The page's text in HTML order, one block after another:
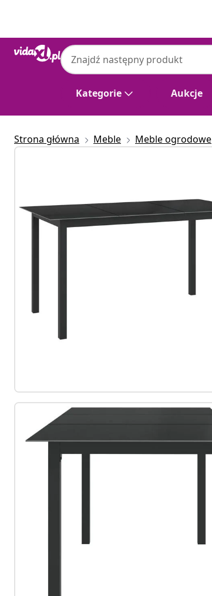
Kategorie Aukcje
Strona główna Meble Meble ogrodowe